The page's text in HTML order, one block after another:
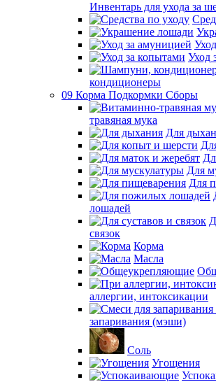
Инвентарь для ухода за
Уход
кондиционеры
09 Корма Подкормки Сборы
травяная мука
Для
Для
Для
лошадей
связок
Корма
Масла
аллергии, интоксикации
запаривания (мэши)
Соль
Угощения